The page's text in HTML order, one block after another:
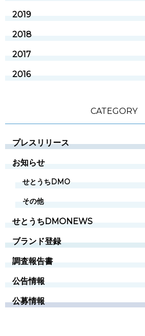
2019
2018
2017
2016
CATEGORY
プレスリリース
お知らせ
せとうちDMO
その他
せとうちDMONEWS
ブランド登録
調査報告書
公告情報
公募情報